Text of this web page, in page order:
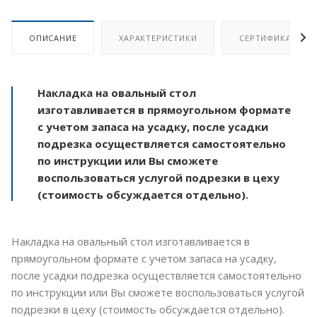
ОПИСАНИЕ ХАРАКТЕРИСТИКИ СЕРТИФИКАТ
Накладка на овальный стол
изготавливается в прямоугольном формате
с учетом запаса на усадку, после усадки
подрезка осуществляется самостоятельно
по инструкции или Вы сможете
воспользоваться услугой подрезки в цеху
(стоимость обсуждается отдельно).
Накладка на овальный стол изготавливается в
прямоугольном формате с учетом запаса на усадку,
после усадки подрезка осуществляется самостоятельно
по инструкции или Вы сможете воспользоваться услугой
подрезки в цеху (стоимость обсуждается отдельно).